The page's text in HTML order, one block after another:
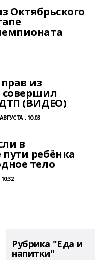
Октябрьского
из
совершил
(ВИДЕО)
, 10:03
в
ребёнка
тело
Рубрика "Еда и
напитки"